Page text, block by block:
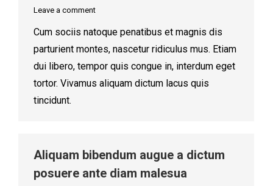
Leave a comment
Cum sociis natoque penatibus et magnis dis
parturient montes, nascetur ridiculus mus. Etiam
dui libero, tempor quis congue in, interdum eget
tortor. Vivamus aliquam dictum lacus quis
tincidunt.
Aliquam bibendum augue a dictum
posuere ante diam malesua